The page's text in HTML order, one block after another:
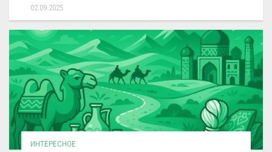
02.09.2025
ИНТЕРЕСНОЕ